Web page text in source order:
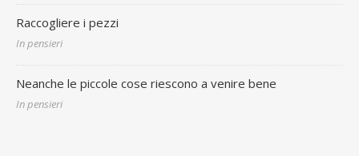
Raccogliere i pezzi
In pensieri
Neanche le piccole cose riescono a venire bene
In pensieri